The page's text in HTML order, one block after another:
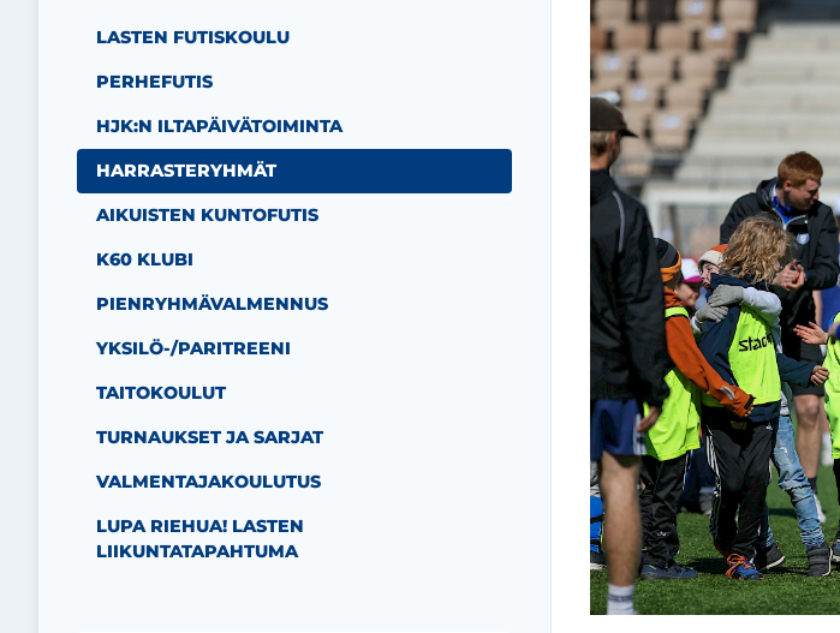
LASTEN FUTISKOULU
PERHEFUTIS
HJK:N ILTAPÄIVÄTOIMINTA
HARRASTERYHMÄT
AIKUISTEN KUNTOFUTIS
K60 KLUBI
PIENRYHMÄVALMENNUS
YKSILÖ-/PARITREENI
TAITOKOULUT
TURNAUKSET JA SARJAT
VALMENTAJAKOULUTUS
LUPA RIEHUA! LASTEN
LIIKUNTATAPAHTUMA